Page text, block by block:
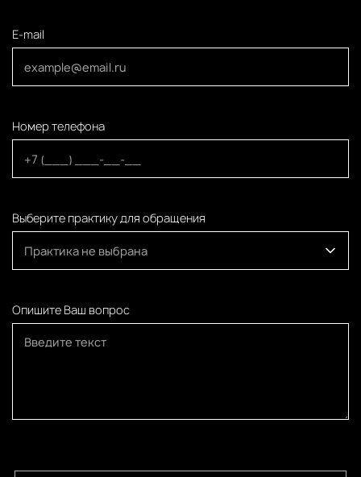
E-mail
Номер телефона
Выберите практику для обращения
Практика не выбрана
Опишите Ваш вопрос